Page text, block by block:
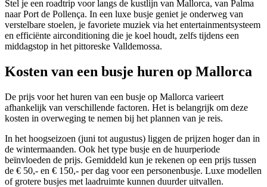
Stel je een roadtrip voor langs de kustlijn van Mallorca, van Palma
naar Port de Pollença. In een luxe busje geniet je onderweg van
verstelbare stoelen, je favoriete muziek via het entertainmentsysteem
en efficiënte airconditioning die je koel houdt, zelfs tijdens een
middagstop in het pittoreske Valldemossa.
Kosten van een busje huren op Mallorca
De prijs voor het huren van een busje op Mallorca varieert
afhankelijk van verschillende factoren. Het is belangrijk om deze
kosten in overweging te nemen bij het plannen van je reis.
In het hoogseizoen (juni tot augustus) liggen de prijzen hoger dan in
de wintermaanden. Ook het type busje en de huurperiode
beïnvloeden de prijs. Gemiddeld kun je rekenen op een prijs tussen
de € 50,- en € 150,- per dag voor een personenbusje. Luxe modellen
of grotere busjes met laadruimte kunnen duurder uitvallen.